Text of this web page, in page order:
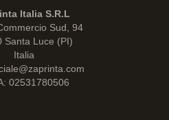
Italia S.R.L
Sud, 94
Santa Luce (PI)
Italia
02531780506